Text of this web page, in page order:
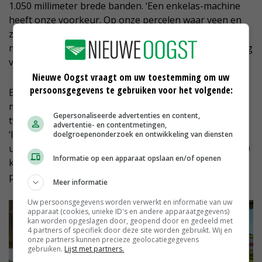
1.050 millimeter brede banden. ‘Een enkelas-machine
heeft onze voorkeur. Op onze percelen waar veen en
zand elkaar afwisselen laten we het liefst zo min
mogelijk banden door één spoor rijden om de belasting
van de bodem te beperken.’
Een zuigarm zorgt niet alleen voor extra werkgemak,
maar draagt ook bij aan meer werkcapaciteit. ‘Binnen
twee minuten heb ik de tank gevuld’, vertelt Sieberen.
‘In vergelijking met de vorige tank is onze
uitrijcapaciteit verdubbeld van 40 kuub per uur naar 80
kuub per uur. Het scheelt natuurlijk dat bijna alle
percelen in de nabijheid van de boerderij liggen.’
Nieuwe Oogst vraagt om uw toestemming om uw
persoonsgegevens te gebruiken voor het volgende:
Gepersonaliseerde advertenties en content,
advertentie- en contentmetingen,
doelgroepenonderzoek en ontwikkeling van diensten
Informatie op een apparaat opslaan en/of openen
Meer informatie
Uw persoonsgegevens worden verwerkt en informatie van uw
apparaat (cookies, unieke ID's en andere apparaatgegevens)
kan worden opgeslagen door, geopend door en gedeeld met
4 partners of specifiek door deze site worden gebruikt. Wij en
onze partners kunnen precieze geolocatiegegevens
gebruiken. Lijst met partners.